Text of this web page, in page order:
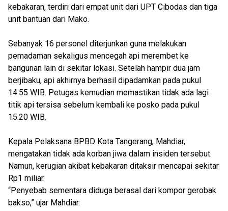
kebakaran, terdiri dari empat unit dari UPT Cibodas dan tiga
unit bantuan dari Mako.
Sebanyak 16 personel diterjunkan guna melakukan
pemadaman sekaligus mencegah api merembet ke
bangunan lain di sekitar lokasi. Setelah hampir dua jam
berjibaku, api akhirnya berhasil dipadamkan pada pukul
14.55 WIB. Petugas kemudian memastikan tidak ada lagi
titik api tersisa sebelum kembali ke posko pada pukul
15.20 WIB.
Kepala Pelaksana BPBD Kota Tangerang, Mahdiar,
mengatakan tidak ada korban jiwa dalam insiden tersebut.
Namun, kerugian akibat kebakaran ditaksir mencapai sekitar
Rp1 miliar.
“Penyebab sementara diduga berasal dari kompor gerobak
bakso,” ujar Mahdiar.